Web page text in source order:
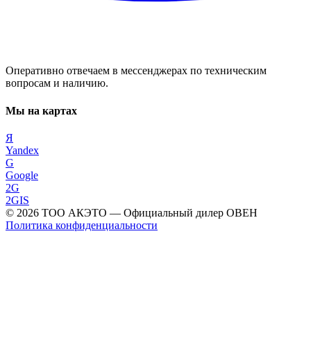
Оперативно отвечаем в мессенджерах по техническим
вопросам и наличию.
Мы на картах
Я
Yandex
G
Google
2G
2GIS
© 2026 ТОО АКЭТО — Официальный дилер ОВЕН
Политика конфиденциальности